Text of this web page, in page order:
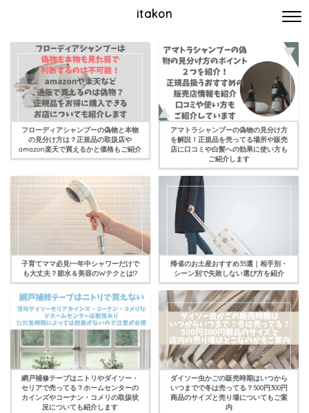
itakon
フローディアシャンプーの偽物と本物
の見分け方は？正規品の取扱店や
amazon楽天で買えるかと価格もご紹介
アマトラシャンプーの偽物の見分け方
を解説！正規品を売ってる場所や販売
店に口コミや白髪への効果に使い方も
ご紹介します
子育てママ必見!一年中シャワーだけで
も大丈夫？節水＆美容のWテクとは!?
帰省のお土産おすすめ35選｜相手別・
シーン別で失敗しない選び方を紹介
網戸補修テープはニトリやダイソー・
セリアで売ってる？ホームセンターの
カインズやコーナン・コメリの取扱状
況についても紹介します
ダイソー虫かごの販売時期はいつから
いつまでで冬は売ってる？500円300円
商品のサイズと売り場についてもご案
内